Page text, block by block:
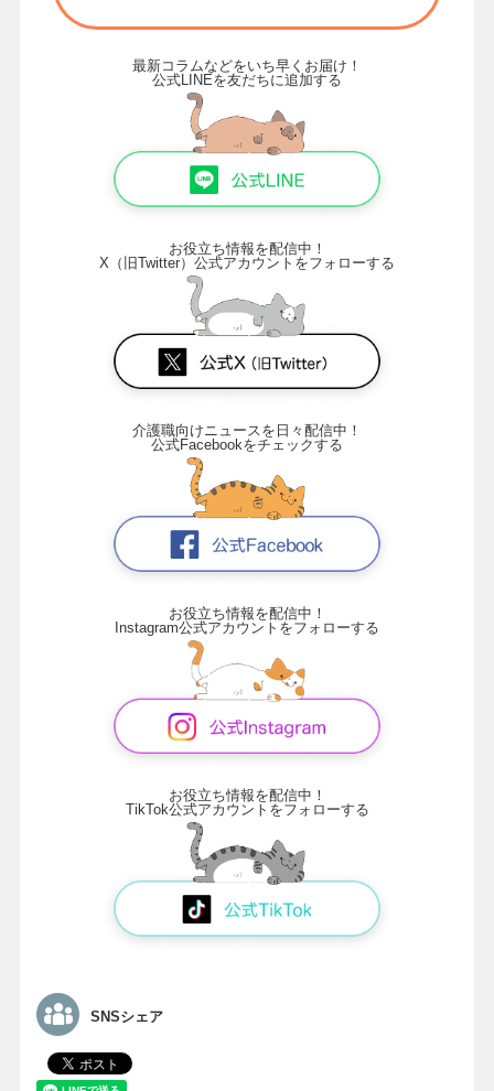
最新コラムなどをいち早くお届け！
公式LINEを友だちに追加する
お役立ち情報を配信中！
X（旧Twitter）公式アカウントをフォローする
介護職向けニュースを日々配信中！
公式Facebookをチェックする
お役立ち情報を配信中！
Instagram公式アカウントをフォローする
お役立ち情報を配信中！
TikTok公式アカウントをフォローする
SNSシェア